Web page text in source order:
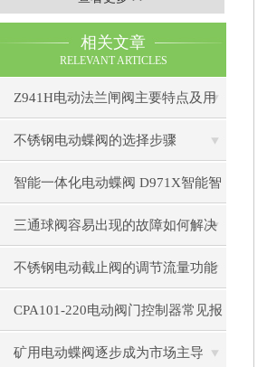
相关文章
RELEVANT ARTICLES
Z941H电动法兰闸阀主要特点及用
途解析
不锈钢电动蝶阀的选择步骤
智能一体化电动蝶阀 D971X智能智
能调节型电动蝶阀
三通球阀容易出现的故障如何解决
不锈钢电动截止阀的调节流量功能
解析
CPA101-220电动阀门控制器常见报
错代码解析：E01-E10故障处理
矿用电动蝶阀逐步成为市场主导